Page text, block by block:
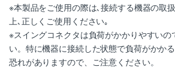
※本製品をご使用の際は､接続する機器の取
上､正しくご使用ください｡
※スイングコネクタは負荷がかかりやすいの
い。特に機器に接続した状態で負荷がかか
恐れがありますので、ご注意ください。